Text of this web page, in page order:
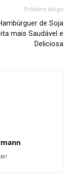
Próximo artigo
de Soja
mais Saudável e
Deliciosa